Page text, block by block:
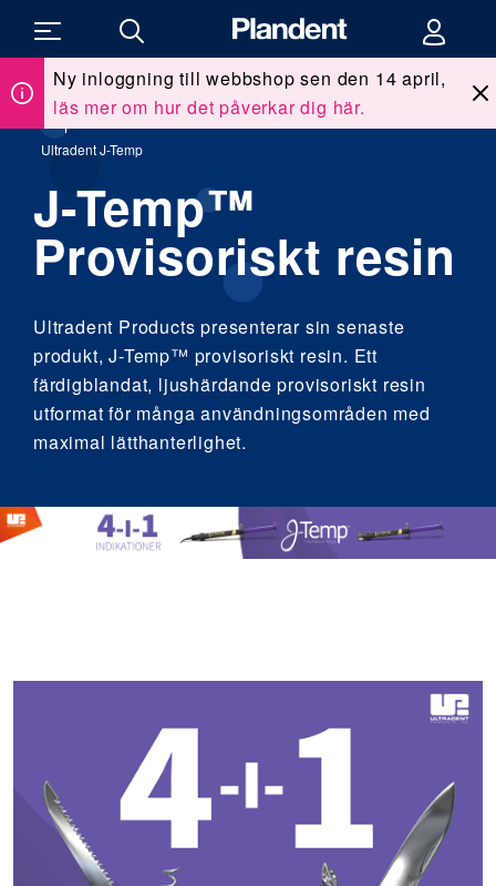
Ny inloggning till webbshop sen den 14 april,
läs mer om hur det påverkar dig här.
är
här:
Allt för kliniken / Våra leverantörer / Ultradent
Ultradent J-Temp
J-Temp™
Provisoriskt resin
Ultradent Products presenterar sin senaste
produkt, J-Temp™ provisoriskt resin. Ett
färdigblandat, ljushärdande provisoriskt resin
utformat för många användningsområden med
maximal lätthanterlighet.